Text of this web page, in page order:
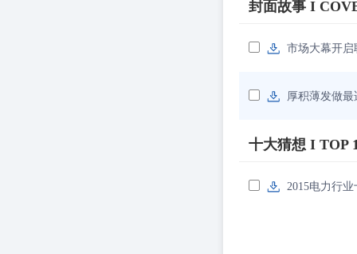
封面故事 I
市场大幕开
厚积薄发做
十大猜想 I TOP
2015电力行